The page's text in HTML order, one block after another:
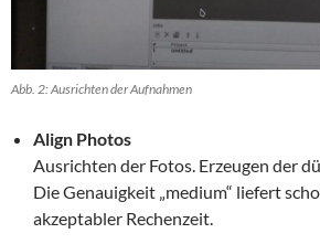
Abb. 2: Ausrichten der Aufnahmen
Align Photos
Ausrichten der Fotos. Erzeugen der
Die Genauigkeit „medium“ liefert
akzeptabler Rechenzeit.